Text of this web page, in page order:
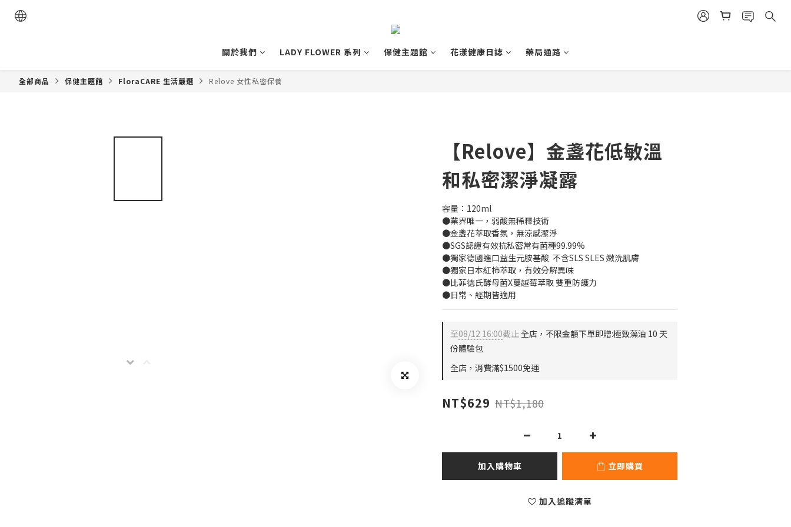
關於我們 LADY FLOWER 系列 保健主題館 花漾健康日誌 藥局通路
全部商品 保健主題館 FloraCARE 生活嚴選 Relove 女性私密保養
【Relove】金盞花低敏溫
和私密潔淨凝露
容量：120ml
●業界唯一，弱酸無稀釋技術
●金盞花萃取香氛，無涼感潔淨
●SGS認證有效抗私密常有菌種99.99%
●獨家德國進口益生元胺基酸  不含SLS SLES 嫩洗肌膚
●獨家日本紅柿萃取，有效分解異味
●比菲徳氏酵母菌X蔓越莓萃取 雙重防護力
●日常、經期皆適用
至08/12 16:00截止全店，不限金額下單即贈:極致藻油 10 天
份體驗包
全店，消費滿$1500免運
NT$629 NT$1,180
加入購物車 立即購買
加入追蹤清單
立即購買